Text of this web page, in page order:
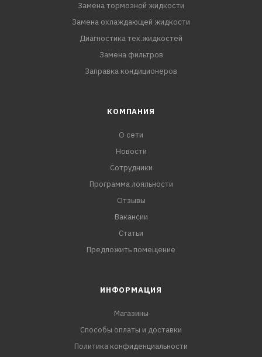
Замена тормозной жидкости
Замена охлаждающей жидкости
Диагностика тех.жидкостей
Замена фильтров
Заправка кондиционеров
КОМПАНИЯ
О сети
Новости
Сотрудники
Программа лояльности
Отзывы
Вакансии
Статьи
Предложить помещение
ИНФОРМАЦИЯ
Магазины
Способы оплаты и доставки
Политика конфиденциальности